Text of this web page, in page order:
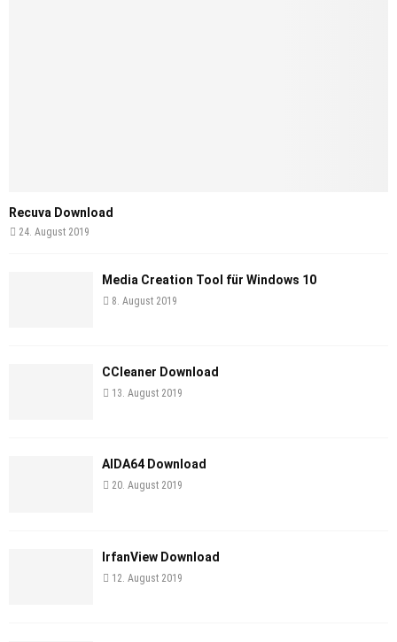
Recuva Download
24. August 2019
Media Creation Tool für Windows 10
8. August 2019
CCleaner Download
13. August 2019
AIDA64 Download
20. August 2019
IrfanView Download
12. August 2019